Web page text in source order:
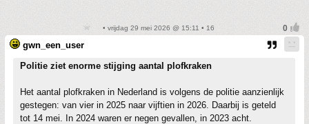
• vrijdag 29 mei 2026 @ 15:11 • 16
gwn_een_user
Politie ziet enorme stijging aantal plofkraken
Het aantal plofkraken in Nederland is volgens de politie aanzienlijk
gestegen: van vier in 2025 naar vijftien in 2026. Daarbij is geteld
tot 14 mei. In 2024 waren er negen gevallen, in 2023 acht.